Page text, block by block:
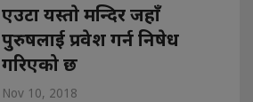
एउटा यस्ताे मन्दिर जहाँ
पुरुषलाई प्रवेश गर्न निषेध
गरिएको छ
Nov 10, 2018